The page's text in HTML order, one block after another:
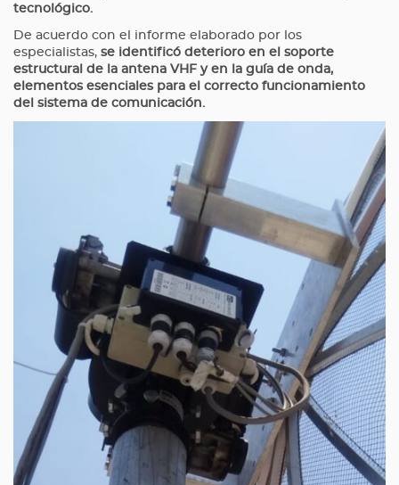
tecnológico.
De acuerdo con el informe elaborado por los
especialistas, se identificó deterioro en el soporte
estructural de la antena VHF y en la guía de onda,
elementos esenciales para el correcto funcionamiento
del sistema de comunicación.